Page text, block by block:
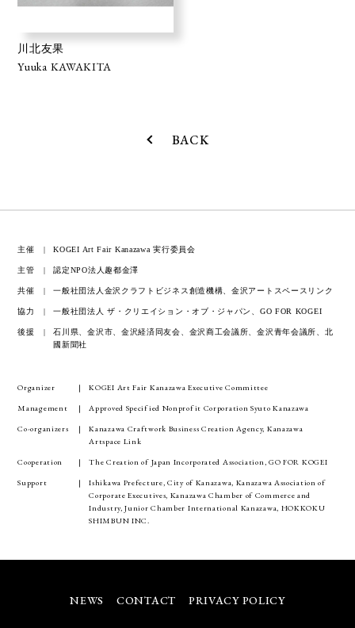
川北友果
Yuuka KAWAKITA
BACK
主催 KOGEI Art Fair Kanazawa 実行委員会
主管 認定NPO法人趣都金澤
共催 一般社団法人金沢クラフトビジネス創造機構、金沢アートスペースリンク
協力 一般社団法人 ザ・クリエイション・オブ・ジャパン、GO FOR KOGEI
後援
石川県、金沢市、金沢経済同友会、金沢商工会議所、金沢青年会議所、北
國新聞社
Organizer
KOGEI Art Fair Kanazawa Executive Committee
Management
Approved Specified Nonprofit Corporation Syuto Kanazawa
Co-organizers
Kanazawa Craftwork Business Creation Agency, Kanazawa
Artspace Link
Cooperation
The Creation of Japan Incorporated Association, GO FOR KOGEI
Support
Ishikawa Prefecture, City of Kanazawa, Kanazawa Association of
Corporate Executives, Kanazawa Chamber of Commerce and
Industry, Junior Chamber International Kanazawa, HOKKOKU
SHIMBUN INC.
NEWS CONTACT PRIVACY POLICY